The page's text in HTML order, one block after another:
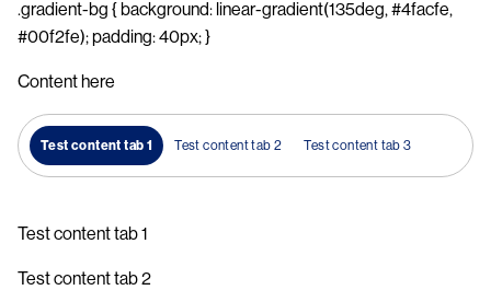
.gradient-bg { background: linear-gradient(135deg, #4facfe,
#00f2fe); padding: 40px; }
Content here
Test content tab 1 Test content tab 2 Test content tab 3
Test content tab 1
Test content tab 2